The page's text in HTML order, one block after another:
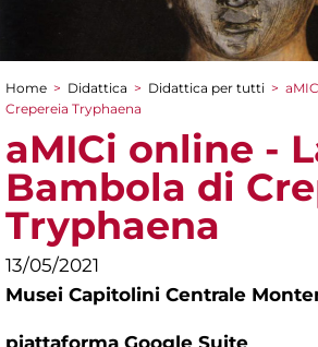
Tu sei qui
Home > Didattica > Didattica per tutti >
Crepereia Tryphaena
aMICi online -
Bambola di
Tryphaena
13/05/2021
Musei Capitolini Centrale